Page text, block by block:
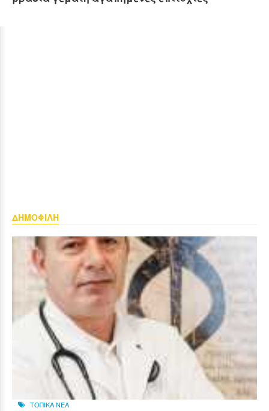
ΔΗΜΟΦΙΛΗ
ΤΟΠΙΚΑ ΝΕΑ